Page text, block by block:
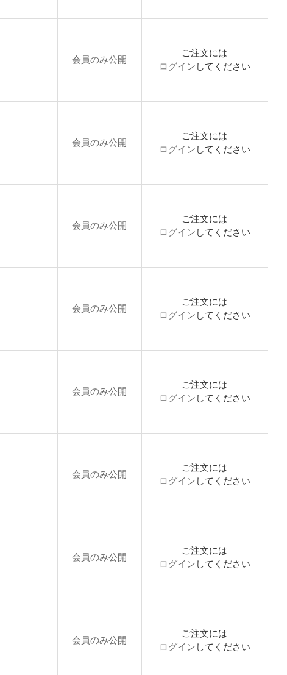
会員のみ公開
ご注文には
ログイン してください
会員のみ公開
ご注文には
ログイン してください
会員のみ公開
ご注文には
ログイン してください
会員のみ公開
ご注文には
ログイン してください
会員のみ公開
ご注文には
ログイン してください
会員のみ公開
ご注文には
ログイン してください
会員のみ公開
ご注文には
ログイン してください
会員のみ公開
ご注文には
ログイン してください